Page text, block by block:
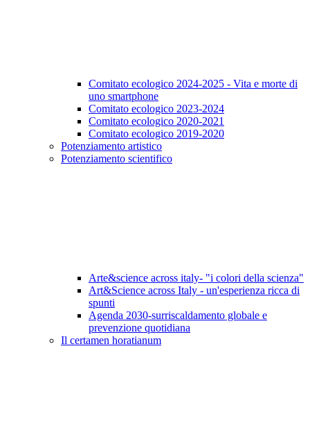
Comitato ecologico 2024-2025 - Vita e morte di
uno smartphone
Comitato ecologico 2023-2024
Comitato ecologico 2020-2021
Comitato ecologico 2019-2020
Potenziamento artistico
Potenziamento scientifico
Arte&science across italy- "i colori della scienza"
Art&Science across Italy - un'esperienza ricca di
spunti
Agenda 2030-surriscaldamento globale e
prevenzione quotidiana
Il certamen horatianum